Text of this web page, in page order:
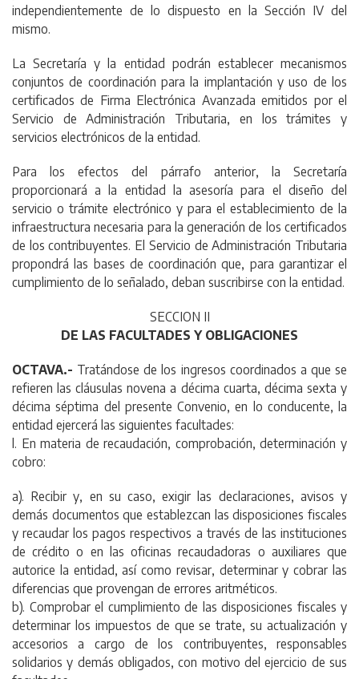
independientemente de lo dispuesto en la Sección IV del
mismo.
La Secretaría y la entidad podrán establecer mecanismos
conjuntos de coordinación para la implantación y uso de los
certificados de Firma Electrónica Avanzada emitidos por el
Servicio de Administración Tributaria, en los trámites y
servicios electrónicos de la entidad.
Para los efectos del párrafo anterior, la Secretaría
proporcionará a la entidad la asesoría para el diseño del
servicio o trámite electrónico y para el establecimiento de la
infraestructura necesaria para la generación de los certificados
de los contribuyentes. El Servicio de Administración Tributaria
propondrá las bases de coordinación que, para garantizar el
cumplimiento de lo señalado, deban suscribirse con la entidad.
SECCION II
DE LAS FACULTADES Y OBLIGACIONES
OCTAVA.- Tratándose de los ingresos coordinados a que se
refieren las cláusulas novena a décima cuarta, décima sexta y
décima séptima del presente Convenio, en lo conducente, la
entidad ejercerá las siguientes facultades:
l. En materia de recaudación, comprobación, determinación y
cobro:
a). Recibir y, en su caso, exigir las declaraciones, avisos y
demás documentos que establezcan las disposiciones fiscales
y recaudar los pagos respectivos a través de las instituciones
de crédito o en las oficinas recaudadoras o auxiliares que
autorice la entidad, así como revisar, determinar y cobrar las
diferencias que provengan de errores aritméticos.
b). Comprobar el cumplimiento de las disposiciones fiscales y
determinar los impuestos de que se trate, su actualización y
accesorios a cargo de los contribuyentes, responsables
solidarios y demás obligados, con motivo del ejercicio de sus